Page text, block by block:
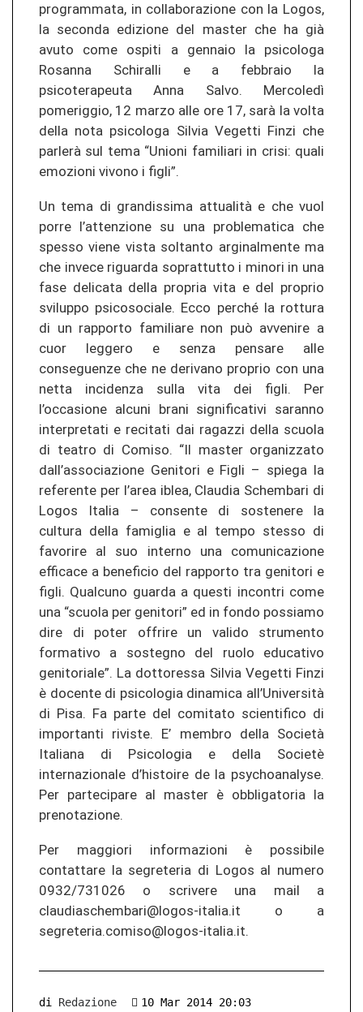
programmata, in collaborazione con la Logos,
la seconda edizione del master che ha già
avuto come ospiti a gennaio la psicologa
Rosanna Schiralli e a febbraio la
psicoterapeuta Anna Salvo. Mercoledì
pomeriggio, 12 marzo alle ore 17, sarà la volta
della nota psicologa Silvia Vegetti Finzi che
parlerà sul tema “Unioni familiari in crisi: quali
emozioni vivono i figli”.
Un tema di grandissima attualità e che vuol
porre l’attenzione su una problematica che
spesso viene vista soltanto arginalmente ma
che invece riguarda soprattutto i minori in una
fase delicata della propria vita e del proprio
sviluppo psicosociale. Ecco perché la rottura
di un rapporto familiare non può avvenire a
cuor leggero e senza pensare alle
conseguenze che ne derivano proprio con una
netta incidenza sulla vita dei figli. Per
l’occasione alcuni brani significativi saranno
interpretati e recitati dai ragazzi della scuola
di teatro di Comiso. “Il master organizzato
dall’associazione Genitori e Figli – spiega la
referente per l’area iblea, Claudia Schembari di
Logos Italia – consente di sostenere la
cultura della famiglia e al tempo stesso di
favorire al suo interno una comunicazione
efficace a beneficio del rapporto tra genitori e
figli. Qualcuno guarda a questi incontri come
una “scuola per genitori” ed in fondo possiamo
dire di poter offrire un valido strumento
formativo a sostegno del ruolo educativo
genitoriale”. La dottoressa Silvia Vegetti Finzi
è docente di psicologia dinamica all’Università
di Pisa. Fa parte del comitato scientifico di
importanti riviste. E’ membro della Società
Italiana di Psicologia e della Societè
internazionale d’histoire de la psychoanalyse.
Per partecipare al master è obbligatoria la
prenotazione.
Per maggiori informazioni è possibile
contattare la segreteria di Logos al numero
0932/731026 o scrivere una mail a
claudiaschembari@logos-italia.it o a
segreteria.comiso@logos-italia.it.
di Redazione 10 Mar 2014 20:03